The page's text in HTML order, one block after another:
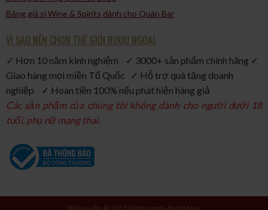
Bảng giá sỉ Wine & Spirits dành cho Quán Bar
VÌ SAO NÊN CHỌN THẾ GIỚI RƯỢU NGOẠI:
✓ Hơn 10 năm kinh nghiệm ✓ 3000+ sản phẩm chính hãng ✓
Giao hàng mọi miền Tổ Quốc ✓ Hỗ trợ quà tặng doanh
nghiệp ✓ Hoàn tiền 100% nếu phát hiện hàng giả
Các sản phẩm của chúng tôi không dành cho người dưới 18
tuổi, phụ nữ mang thai.
Bản quyền © 2015 Rượu ngoại An Hà Huy